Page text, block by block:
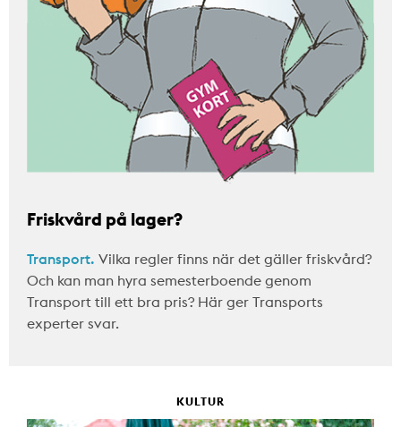
Friskvård på lager?
Transport. Vilka regler finns när det gäller friskvård?
Och kan man hyra semesterboende genom
Transport till ett bra pris? Här ger Transports
experter svar.
KULTUR